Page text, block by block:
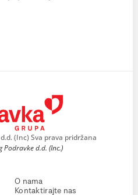
(Inc) Sva prava pridržana
d.d. (Inc.)
O nama
Kontaktirajte nas